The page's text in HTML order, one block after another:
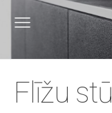
Flīžu